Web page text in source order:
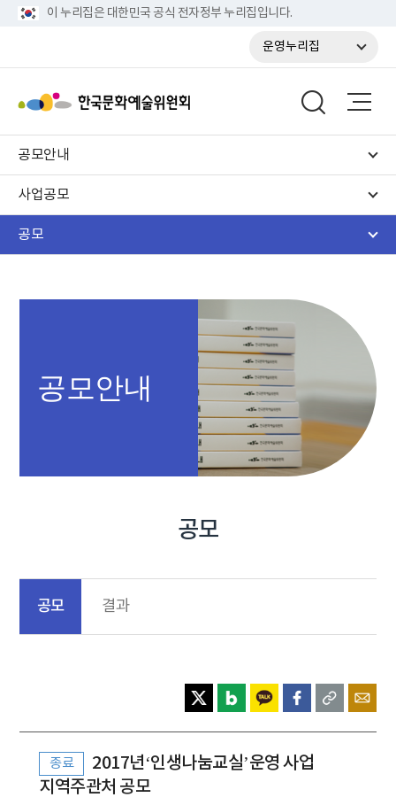
이 누리집은 대한민국 공식 전자정부 누리집입니다.
운영누리집
공모안내
사업공모
공모
공모안내
공모
공모 결과
종료
2017년‘인생나눔교실’운영 사업
지역주관처 공모